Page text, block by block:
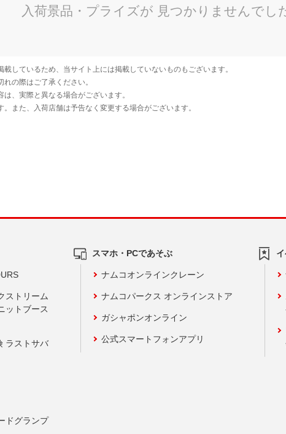
ストリーム
ットブース
ラストサバ
ドグランプ
スマホ・PCであそぶ
ナムコオンラインクレーン
ナムコパークス オンラインストア
ガシャポンオンライン
公式スマートフォンアプリ